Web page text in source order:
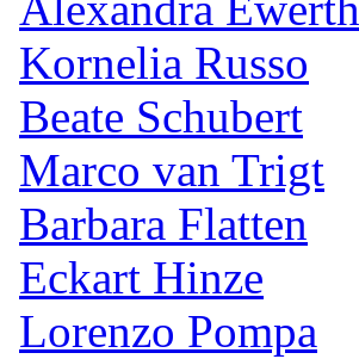
Kornelia Russo
Beate Schubert
Marco van Trigt
Barbara Flatten
Eckart Hinze
Lorenzo Pompa